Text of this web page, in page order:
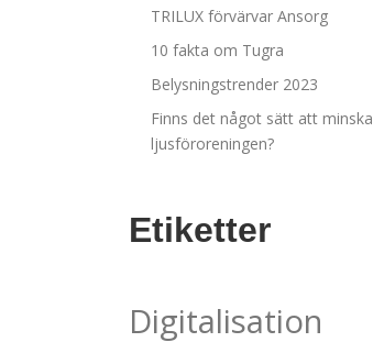
TRILUX förvärvar Ansorg
10 fakta om Tugra
Belysningstrender 2023
Finns det något sätt att minska
ljusföroreningen?
Etiketter
Digitalisation